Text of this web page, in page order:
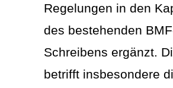
Regelungen in den
des bestehenden
Schreibens ergänzt.
betrifft insbesondere